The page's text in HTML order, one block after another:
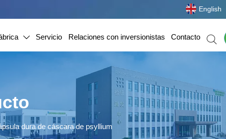
English
 Servicio Relaciones con inversionistas Contacto 
dura de cáscara de psyllium